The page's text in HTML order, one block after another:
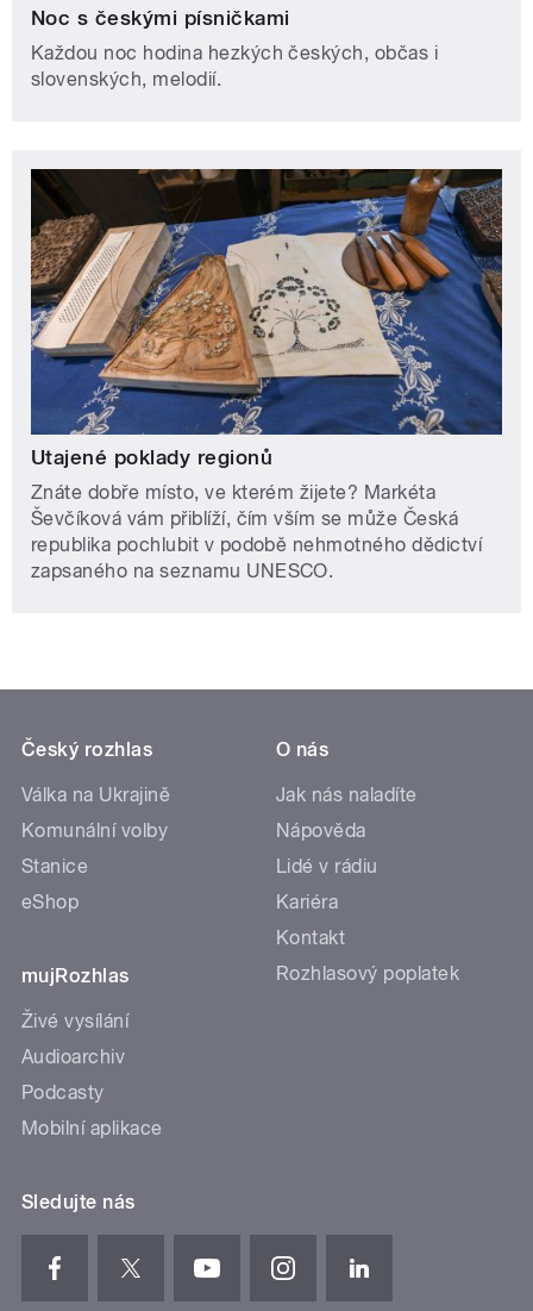
Noc s českými písničkami
Každou noc hodina hezkých českých, občas i
slovenských, melodií.
Utajené poklady regionů
Znáte dobře místo, ve kterém žijete? Markéta
Ševčíková vám přiblíží, čím vším se může Česká
republika pochlubit v podobě nehmotného dědictví
zapsaného na seznamu UNESCO.
Český rozhlas
Válka na Ukrajině
Komunální volby
Stanice
eShop
mujRozhlas
Živé vysílání
Audioarchiv
Podcasty
Mobilní aplikace
O nás
Jak nás naladíte
Nápověda
Lidé v rádiu
Kariéra
Kontakt
Rozhlasový poplatek
Sledujte nás